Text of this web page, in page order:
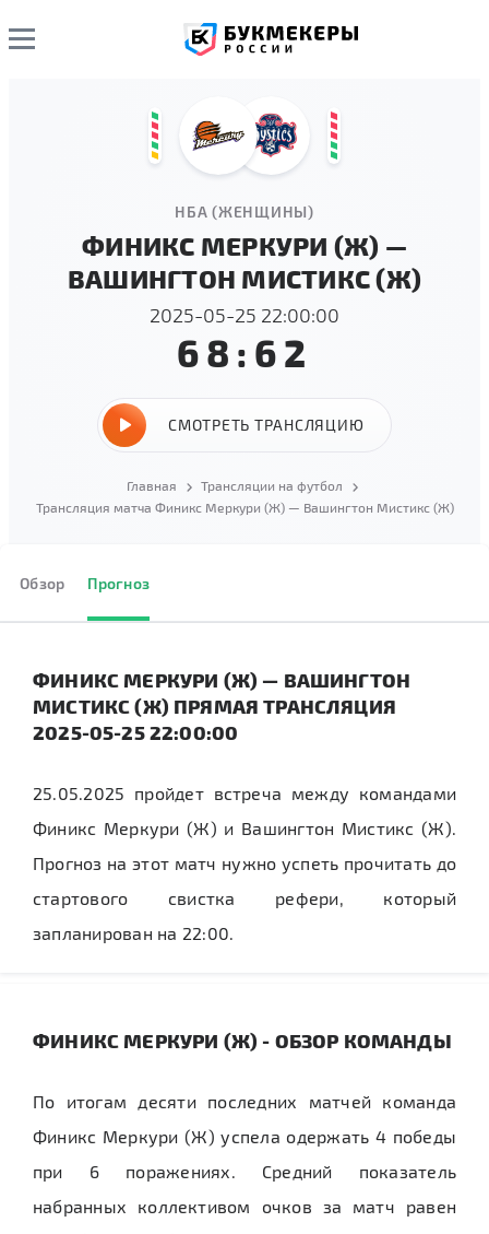
НБА (ЖЕНЩИНЫ)
ФИНИКС МЕРКУРИ (Ж) —
ВАШИНГТОН МИСТИКС (Ж)
2025-05-25 22:00:00
68:62
СМОТРЕТЬ ТРАНСЛЯЦИЮ
Главная
Трансляции на футбол
Трансляция матча Финикс Меркури (Ж) — Вашингтон Мистикс (Ж)
Обзор Прогноз
ФИНИКС МЕРКУРИ (Ж) — ВАШИНГТОН
МИСТИКС (Ж) ПРЯМАЯ ТРАНСЛЯЦИЯ
2025-05-25 22:00:00
25.05.2025 пройдет встреча между командами
Финикс Меркури (Ж) и Вашингтон Мистикс (Ж).
Прогноз на этот матч нужно успеть прочитать до
стартового свистка рефери, который
запланирован на 22:00.
ФИНИКС МЕРКУРИ (Ж) - ОБЗОР КОМАНДЫ
По итогам десяти последних матчей команда
Финикс Меркури (Ж) успела одержать 4 победы
при 6 поражениях. Средний показатель
набранных коллективом очков за матч равен